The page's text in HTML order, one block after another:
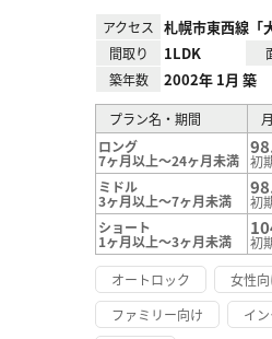
アクセス 札幌市東西線「
間取り 1LDK
築年数 2002年 1月 築
プラン名・期間
ロング
7ヶ月以上～24ヶ月未満 初
ミドル
3ヶ月以上～7ヶ月未満
初
ショート
1ヶ月以上～3ヶ月未満
初
オートロック
女性向
ファミリー向け
イ